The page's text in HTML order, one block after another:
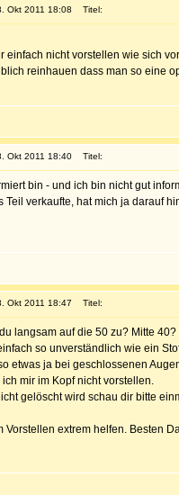
Okt 2011 18:08 Titel:
einfach nicht vorstellen wie sich
reinhauen dass man so eine
Okt 2011 18:40 Titel:
bin - und ich bin nicht gut
Teil verkaufte, hat mich ja darauf
Okt 2011 18:47 Titel:
langsam auf die 50 zu? Mitte
so unverständlich wie ein
etwas ja bei geschlossenen
mir im Kopf nicht vorstellen.
gelöscht wird schau dir bitte
Vorstellen extrem helfen. Besten